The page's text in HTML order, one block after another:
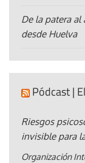
De la patera
desde Huelva
Pódcast |
Riesgos
invisible para
Organización